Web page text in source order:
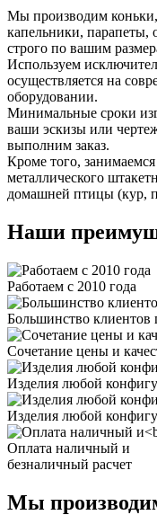
Мы производим
капельники, парапеты,
строго по вашим
Используем
осуществляется на
оборудовании.
Минимальные сроки
ваши эскизы или
выполним заказ.
Кроме того,
металлического
домашней птицы (кур,
Наши
Работаем с 2010 года
Большинство клиентов
Сочетание цены и
Изделия любой
Изделия любой
Оплата наличный и
безналичный расчет
Мы